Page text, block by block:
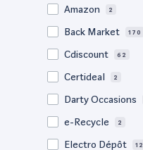
Amazon 2
Back Market 170
Cdiscount 62
Certideal 2
Darty Occasions
e-Recycle 2
Electro Dépôt 12